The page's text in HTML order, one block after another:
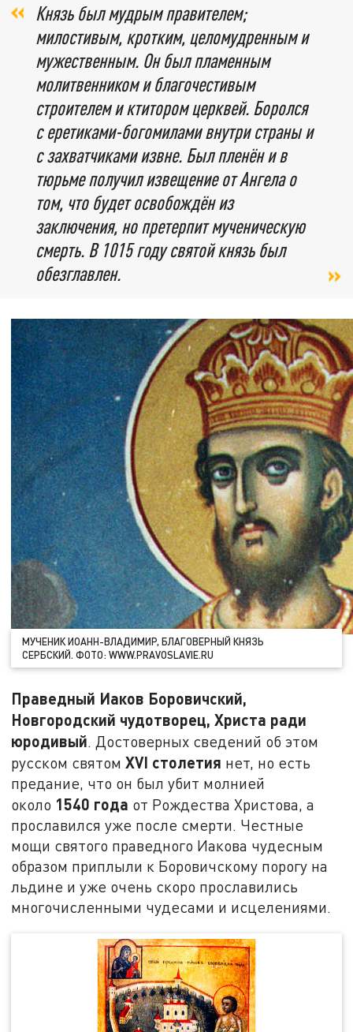
Князь был мудрым правителем;
милостивым, кротким, целомудренным и
мужественным. Он был пламенным
молитвенником и благочестивым
строителем и ктитором церквей. Боролся
с еретиками-богомилами внутри страны и
с захватчиками извне. Был пленён и в
тюрьме получил извещение от Ангела о
том, что будет освобождён из
заключения, но претерпит мученическую
смерть. В 1015 году святой князь был
обезглавлен.
МУЧЕНИК ИОАНН-ВЛАДИМИР, БЛАГОВЕРНЫЙ КНЯЗЬ
СЕРБСКИЙ. ФОТО: WWW.PRAVOSLAVIE.RU
Праведный Иаков Боровичский,
Новгородский чудотворец, Христа ради
юродивый. Достоверных сведений об этом
русском святомXVI столетия нет, но есть
предание, что он был убит молнией
около 1540 года от Рождества Христова, а
прославился уже после смерти. Честные
мощи святого праведного Иакова чудесным
образом приплыли к Боровичскому порогу на
льдине и уже очень скоро прославились
многочисленными чудесами и исцелениями.